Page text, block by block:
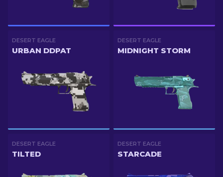
DESERT EAGLE
URBAN DDPAT
DESERT EAGLE
MIDNIGHT STORM
DESERT EAGLE
TILTED
DESERT EAGLE
STARCADE